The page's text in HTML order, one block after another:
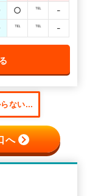
○ ℡
-
℡ ℡ -
ない...
へ